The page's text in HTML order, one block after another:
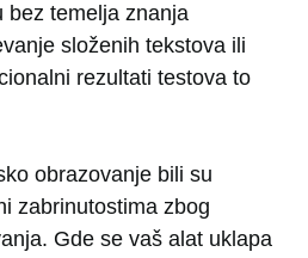
bez temelja znanja
složenih tekstova ili
rezultati testova to
obrazovanje bili su
zabrinutostima zbog
Gde se vaš alat uklapa